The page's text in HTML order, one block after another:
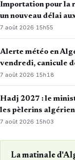
Importation pour la
un nouveau délai
7 août 2026·15h55
Alerte météo en
vendredi, canicule
7 août 2026· 15h18
Hadj 2027 : le
les pèlerins
7 août 2026·15h03
La matinale